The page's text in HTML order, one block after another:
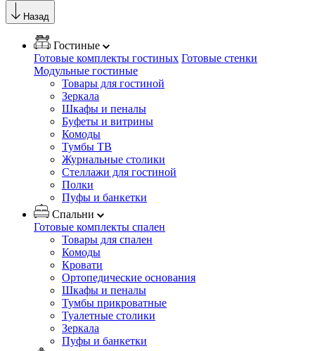
Назад
Гостиные
Готовые комплекты гостиных Готовые стенки
Модульные гостиные
Товары для гостиной
Зеркала
Шкафы и пеналы
Буфеты и витрины
Комоды
Тумбы ТВ
Журнальные столики
Стеллажи для гостиной
Полки
Пуфы и банкетки
Спальни
Готовые комплекты спален
Товары для спален
Комоды
Кровати
Ортопедические основания
Шкафы и пеналы
Тумбы прикроватные
Туалетные столики
Зеркала
Пуфы и банкетки